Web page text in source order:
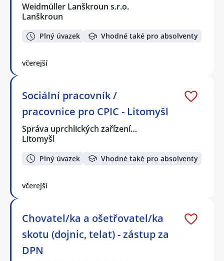
Weidmüller Lanškroun s.r.o.
Lanškroun
Plný úvazek Vhodné také pro absolventy
včerejší
Sociální pracovník /
pracovnice pro CPIC - Litomyšl
Správa uprchlických zařízení…
Litomyšl
Plný úvazek Vhodné také pro absolventy
včerejší
Chovatel/ka a ošetřovatel/ka
skotu (dojnic, telat) - zástup za
DPN